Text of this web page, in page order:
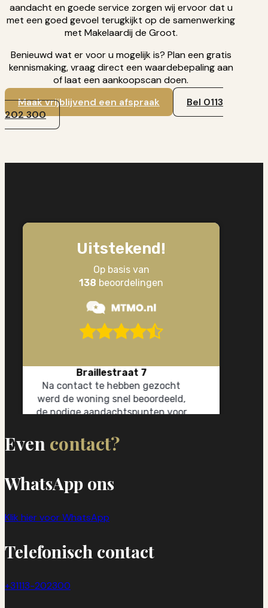
aandacht en goede service zorgen wij ervoor dat u
met een goed gevoel terugkijkt op de samenwerking
met Makelaardij de Groot.
Benieuwd wat er voor u mogelijk is? Plan een gratis
kennismaking, vraag direct een waardebepaling aan
of laat een aankoopscan doen.
Maak vrijblijvend een afspraak
Bel 0113
202 300
Even contact?
WhatsApp ons
Klik hier voor WhatsApp
Telefonisch contact
+31113-202300